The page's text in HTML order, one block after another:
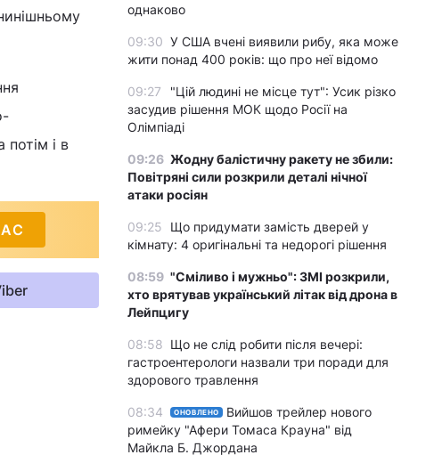
потім і в
однаково
09:30 У США вчені виявили рибу, яка може
жити понад 400 років: що про неї відомо
09:27
"Цій людині не місце тут": Усик різко
засудив рішення МОК щодо Росії на
Олімпіаді
09:26 Жодну балістичну ракету не збили:
Повітряні сили розкрили деталі нічної
атаки росіян
09:25
Що придумати замість дверей у
кімнату: 4 оригінальні та недорогі рішення
08:59 "Сміливо і мужньо": ЗМІ розкрили,
хто врятував український літак від дрона в
Лейпцигу
08:58 Що не слід робити після вечері:
гастроентерологи назвали три поради для
здорового травлення
08:34 ОНОВЛЕНО
Вийшов трейлер нового
римейку "Афери Томаса Крауна" від
Майкла Б. Джордана